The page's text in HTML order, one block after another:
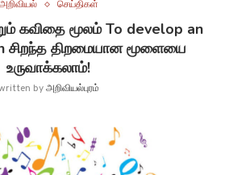
அறிவியல் செய்திகள்
கவிதை மூலம் To develop an
சிறந்த திறமையான மூளையை
உருவாக்கலாம்!
byஅறிவியல்புரம்